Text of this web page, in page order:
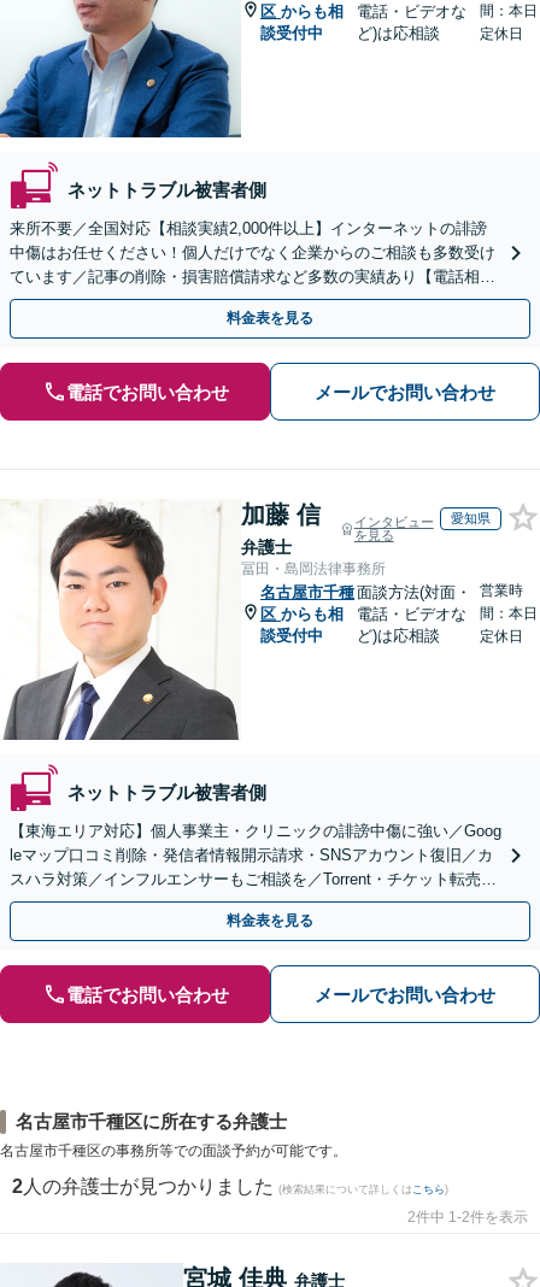
区 からも相
談受付中
電話・ビデオな
ど)は応相談
間：本日
定休日
ネットトラブル被害者側
来所不要／全国対応【相談実績2,000件以上】インターネットの誹謗
中傷はお任せください！個人だけでなく企業からのご相談も多数受け
ています／記事の削除・損害賠償請求など多数の実績あり【電話相談
可】【初回相談無料】【夜間休日面談可】
料金表を見る
電話でお問い合わせ メールでお問い合わせ
加藤 信
弁護士
インタビュー
を見る
愛知県
冨田・島岡法律事務所
名古屋市千種
区 からも相
談受付中
面談方法(対面・
電話・ビデオな
ど)は応相談
営業時
間：本日
定休日
ネットトラブル被害者側
【東海エリア対応】個人事業主・クリニックの誹謗中傷に強い／Goog
leマップ口コミ削除・発信者情報開示請求・SNSアカウント復旧／カ
スハラ対策／インフルエンサーもご相談を／Torrent・チケット転売等
の加害者側対応も得意
料金表を見る
電話でお問い合わせ メールでお問い合わせ
名古屋市千種区に所在する弁護士
名古屋市千種区の事務所等での面談予約が可能です。
2 人の弁護士が見つかりました (検索結果について詳しくは こちら)
2件中 1-2件を表示
宮城 佳典 弁護士